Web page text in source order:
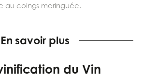
au coings meringuée.
En savoir plus
du Vin